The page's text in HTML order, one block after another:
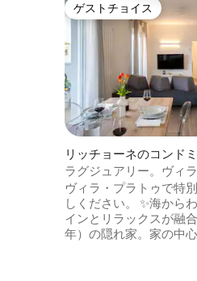
ゲストチョイス
ゲストチョイス
リッチョーネのコンド
ム
ラグジュアリー。ヴィ
2バーニ4スマートテレ
ヴィラ・プラトゥで特
しください。 ✨海からわずか100m、デザ
インとリラックスが融
年）の隠れ家。家の中